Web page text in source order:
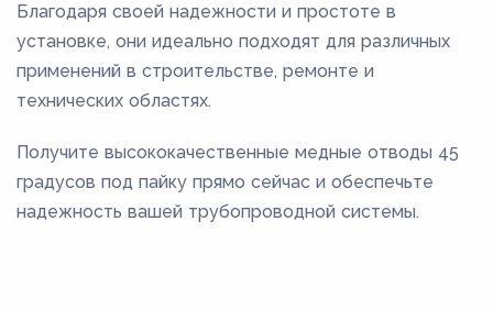
Благодаря своей надежности и простоте в
установке, они идеально подходят для различных
применений в строительстве, ремонте и
технических областях.
Получите высококачественные медные отводы 45
градусов под пайку прямо сейчас и обеспечьте
надежность вашей трубопроводной системы.